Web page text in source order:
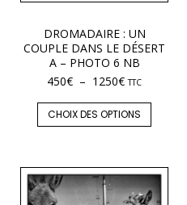
DROMADAIRE : UN
COUPLE DANS LE DÉSERT
A – PHOTO 6 NB
450€ – 1250€ TTC
CHOIX DES OPTIONS